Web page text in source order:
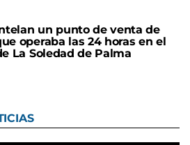
un punto de venta de
operaba las 24 horas en el
La Soledad de Palma